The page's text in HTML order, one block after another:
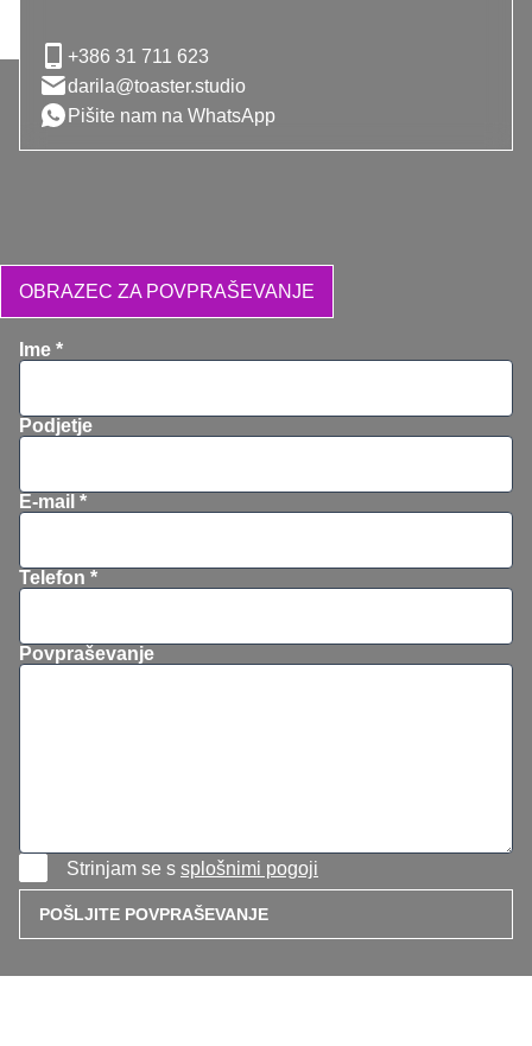
+386 31 711 623
darila@toaster.studio
Pišite nam na WhatsApp
OBRAZEC ZA POVPRAŠEVANJE
Ime *
Podjetje
E-mail *
Telefon *
Povpraševanje
Strinjam se s splošnimi pogoji